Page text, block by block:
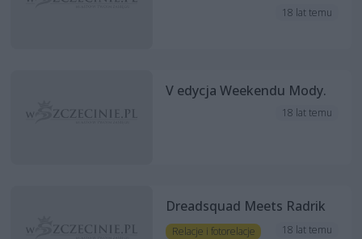
18 lat temu
V edycja Weekendu Mody.
18 lat temu
Dreadsquad Meets Radrik
Relacje i fotorelacje 18 lat temu